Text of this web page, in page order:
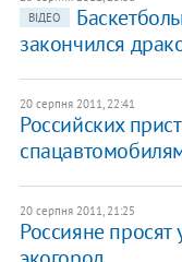
ВІДЕО
закончился
20 серпня 2011, 22:41
Российских
20 серпня 2011, 21:25
Россияне